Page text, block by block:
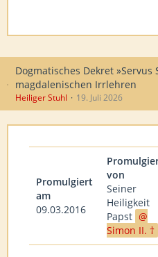
Dogmatisches Dekret
magdalenischen Irrlehren
Heiliger Stuhl 19. Juli 2026
Promulgiert
am
09.03.2016
von
Seiner
Heiligkeit
Papst
Simon II. †